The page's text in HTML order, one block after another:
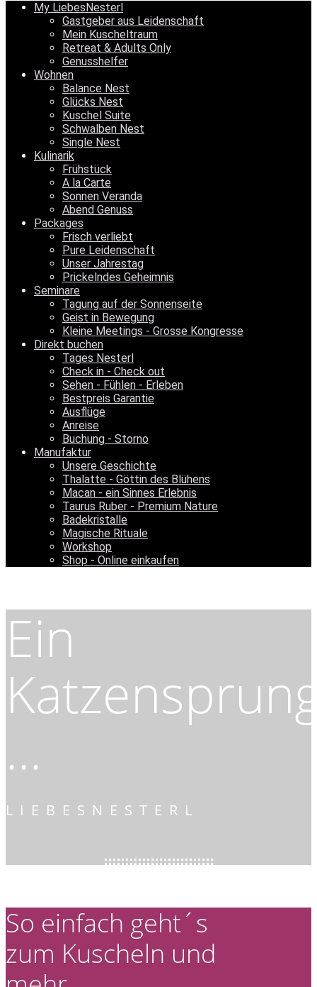
My LiebesNesterl
Gastgeber aus Leidenschaft
Mein Kuscheltraum
Retreat & Adults Only
Genusshelfer
Wohnen
Balance Nest
Glücks Nest
Kuschel Suite
Schwalben Nest
Single Nest
Kulinarik
Frühstück
A la Carte
Sonnen Veranda
Abend Genuss
Packages
Frisch verliebt
Pure Leidenschaft
Unser Jahrestag
Prickelndes Geheimnis
Seminare
Tagung auf der Sonnenseite
Geist in Bewegung
Kleine Meetings - Grosse Kongresse
Direkt buchen
Tages Nesterl
Check in - Check out
Sehen - Fühlen - Erleben
Bestpreis Garantie
Ausflüge
Anreise
Buchung - Storno
Manufaktur
Unsere Geschichte
Thalatte - Göttin des Blühens
Macan - ein Sinnes Erlebnis
Taurus Ruber - Premium Nature
Badekristalle
Magische Rituale
Workshop
Shop - Online einkaufen
Ein
...
LIEBESNESTERL
So einfach geht´s
zum Kuscheln und